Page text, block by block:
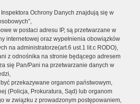
Ochrony Danych znajdują się w
w postaci adresu IP, są przetwarzane w
internetowej oraz wypełnienia obowiązków
na administratorze(art.6 ust.1 lit.c RODO),
z odnośnika na stronie będącego adresem
się Pan/Pani na przetwarzanie danych w
przekazywane organom państwowym,
(Policja, Prokuratura, Sąd) lub organom
w związku z prowadzonym postępowaniem,